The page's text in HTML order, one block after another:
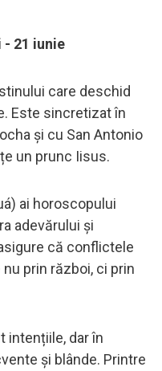
- 21 iunie
care deschid
Este sincretizat în
și cu San Antonio
un prunc Iisus.
ai horoscopului
adevărului și
că conflictele
prin război, ci prin
intențiile, dar în
și blânde. Printre